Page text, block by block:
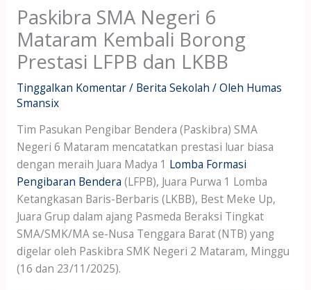
Paskibra SMA Negeri 6
Mataram Kembali Borong
Prestasi LFPB dan LKBB
Tinggalkan Komentar/ Berita Sekolah / Oleh Humas
Smansix
Tim Pasukan Pengibar Bendera (Paskibra) SMA
Negeri 6 Mataram mencatatkan prestasi luar biasa
dengan meraih Juara Madya 1 Lomba Formasi
Pengibaran Bendera (LFPB), Juara Purwa 1 Lomba
Ketangkasan Baris-Berbaris (LKBB), Best Meke Up,
Juara Grup dalam ajang Pasmeda Beraksi Tingkat
SMA/SMK/MA se-Nusa Tenggara Barat (NTB) yang
digelar oleh Paskibra SMK Negeri 2 Mataram, Minggu
(16 dan 23/11/2025).